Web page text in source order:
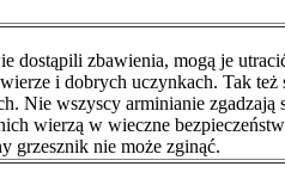
dostąpili zbawienia, mogą je
i dobrych uczynkach. Tak też
Nie wszyscy arminianie zgadzają
wierzą w wieczne
grzesznik nie może zginąć.